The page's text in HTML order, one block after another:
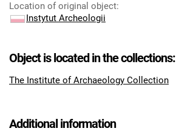
Location of original object:
Instytut Archeologii
Object is located in the collections:
The Institute of Archaeology Collection
Additional information